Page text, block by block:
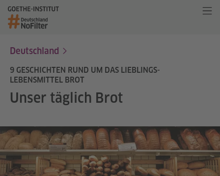
Deutschland
9 GESCHICHTEN RUND UM DAS LIEBLINGS-
LEBENSMITTEL BROT
Unser täglich Brot